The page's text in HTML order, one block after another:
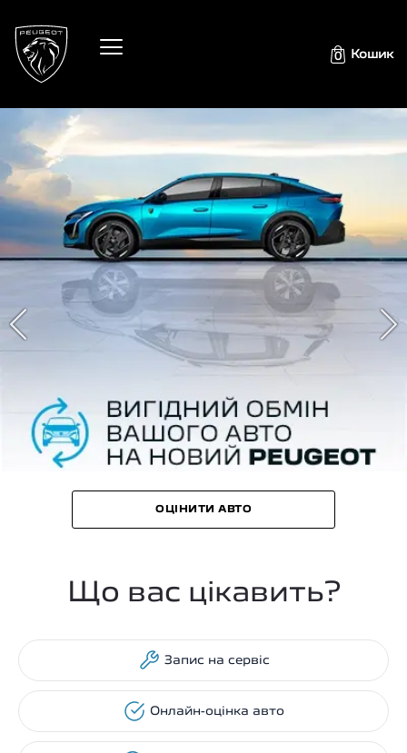
0 Кошик
ОЦІНИТИ АВТО
Що вас цікавить?
Запис на сервіс
Онлайн-оцінка авто